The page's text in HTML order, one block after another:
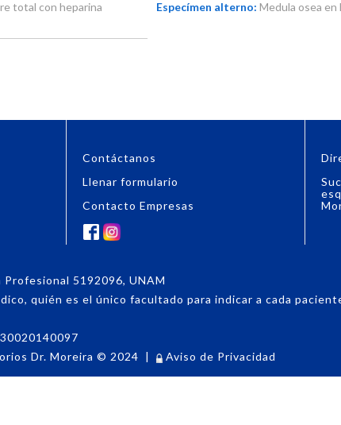
total con heparina Especímen alterno: Medula osea en
Contáctanos
Llenar formulario
Contacto Empresas
5192096, UNAM
quién es el único facultado para indicar a cada
Dr. Moreira © 2024 | Aviso de Privacidad